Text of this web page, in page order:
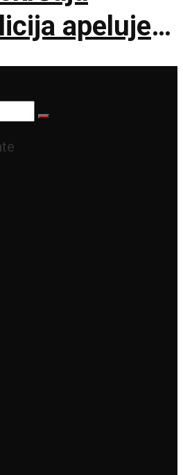
apeluje
pred burni